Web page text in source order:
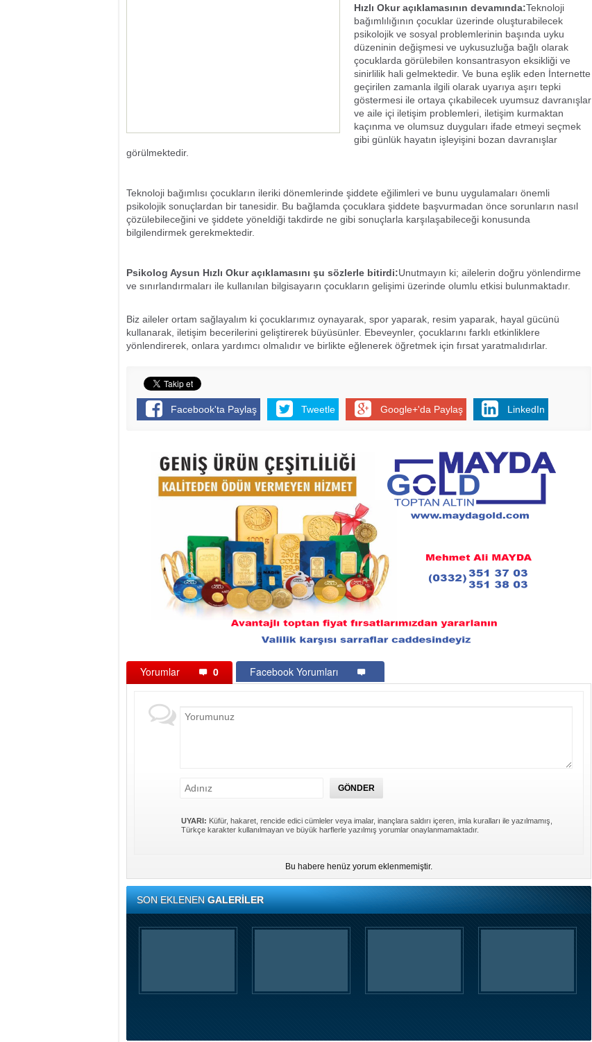
Hızlı Okur açıklamasının devamında:Teknoloji
bağımlılığının çocuklar üzerinde oluşturabilecek
psikolojik ve sosyal problemlerinin başında uyku
düzeninin değişmesi ve uykusuzluğa bağlı olarak
çocuklarda görülebilen konsantrasyon eksikliği ve
sinirlilik hali gelmektedir. Ve buna eşlik eden İnternette
geçirilen zamanla ilgili olarak uyarıya aşırı tepki
göstermesi ile ortaya çıkabilecek uyumsuz davranışlar
ve aile içi iletişim problemleri, iletişim kurmaktan
kaçınma ve olumsuz duyguları ifade etmeyi seçmek
gibi günlük hayatın işleyişini bozan davranışlar
görülmektedir.
Teknoloji bağımlısı çocukların ileriki dönemlerinde şiddete eğilimleri ve bunu uygulamaları önemli
psikolojik sonuçlardan bir tanesidir. Bu bağlamda çocuklara şiddete başvurmadan önce sorunların nasıl
çözülebileceğini ve şiddete yöneldiği takdirde ne gibi sonuçlarla karşılaşabileceği konusunda
bilgilendirmek gerekmektedir.
Psikolog Aysun Hızlı Okur açıklamasını şu sözlerle bitirdi:Unutmayın ki; ailelerin doğru yönlendirme
ve sınırlandırmaları ile kullanılan bilgisayarın çocukların gelişimi üzerinde olumlu etkisi bulunmaktadır.
Biz aileler ortam sağlayalım ki çocuklarımız oynayarak, spor yaparak, resim yaparak, hayal gücünü
kullanarak, iletişim becerilerini geliştirerek büyüsünler. Ebeveynler, çocuklarını farklı etkinliklere
yönlendirerek, onlara yardımcı olmalıdır ve birlikte eğlenerek öğretmek için fırsat yaratmalıdırlar.
Facebook'ta Paylaş Tweetle Google+'da Paylaş LinkedIn
Yorumlar 0 Facebook Yorumları
UYARI: Küfür, hakaret, rencide edici cümleler veya imalar, inançlara saldırı içeren, imla kuralları ile yazılmamış,
Türkçe karakter kullanılmayan ve büyük harflerle yazılmış yorumlar onaylanmamaktadır.
Bu habere henüz yorum eklenmemiştir.
SON EKLENENGALERİLER